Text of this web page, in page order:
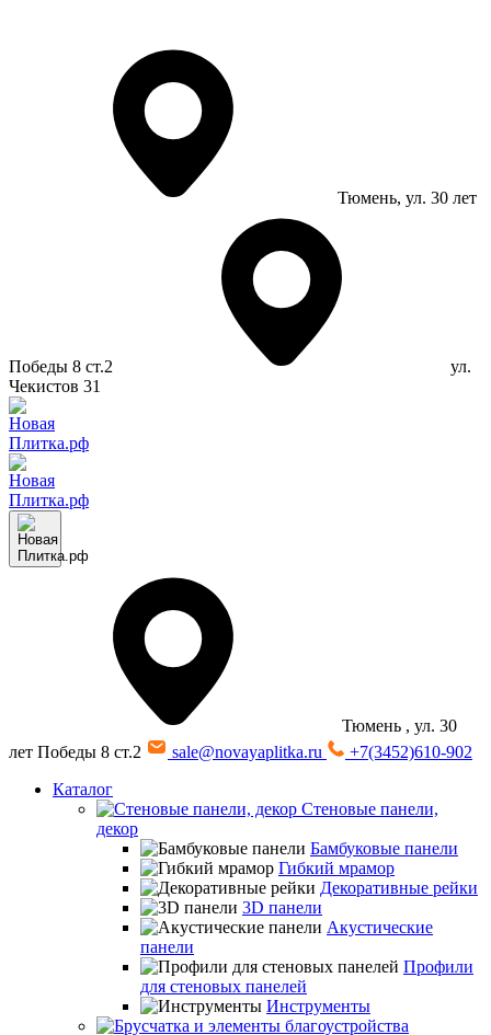
Тюмень, ул. 30 лет
Победы 8 ст.2
ул.
Чекистов 31
Тюмень , ул. 30
лет Победы 8 ст.2
sale@novayaplitka.ru
+7(3452)610-902
Каталог
Стеновые панели,
декор
Бамбуковые панели
Гибкий мрамор
Декоративные рейки
3D панели
Акустические
панели
Профили
для стеновых панелей
Инструменты